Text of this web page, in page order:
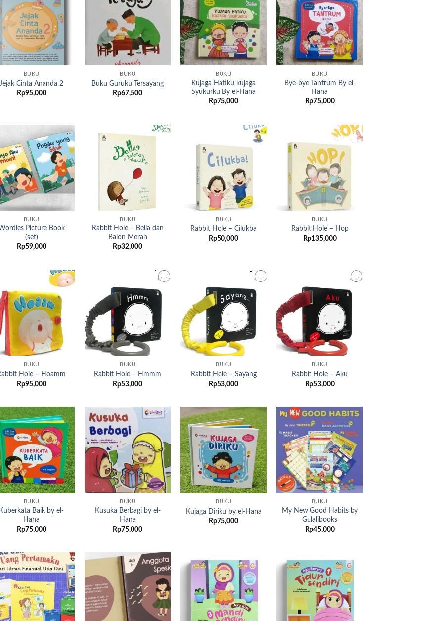
Add to
wishlist
BUKU
Jejak Cinta Ananda 2
Rp95,000
Add to
BUKU
Buku Guruku Tersayang
Rp67,500
Add to
wishlist
BUKU
Kujaga Hatiku kujaga
Syukurku By el-Hana
Rp75,000
Add to
wishlist
BUKU
Bye-bye Tantrum By el-
Hana
Rp75,000
Add to
wishlist
BUKU
Picture Book
(set)
Rp59,000
wishlist
BUKU
Rabbit Hole – Bella dan
Balon Merah
Rp32,000
wishlist
BUKU
Rabbit Hole – Cilukba
Rp50,000
Add to
wishlist
BUKU
Rabbit Hole – Hop
Rp135,000
Add to
wishlist
BUKU
Hole – Hoamm
Rp95,000
Add to
wishlist
BUKU
Rabbit Hole – Hmmm
Rp53,000
Add to
wishlist
BUKU
Rabbit Hole – Sayang
Rp53,000
Add to
wishlist
BUKU
Rabbit Hole – Aku
Rp53,000
Add to
wishlist
BUKU
Baik by el-
Hana
Rp75,000
Add to
wishlist
BUKU
Kusuka Berbagi by el-
Hana
Rp75,000
Add to
wishlist
BUKU
Kujaga Diriku by el-Hana
Rp75,000
Add to
wishlist
BUKU
My New Good Habits by
Gulalibooks
Rp45,000
Add to
wishlist
Add to
wishlist
Add to
wishlist
Add to
wishlist